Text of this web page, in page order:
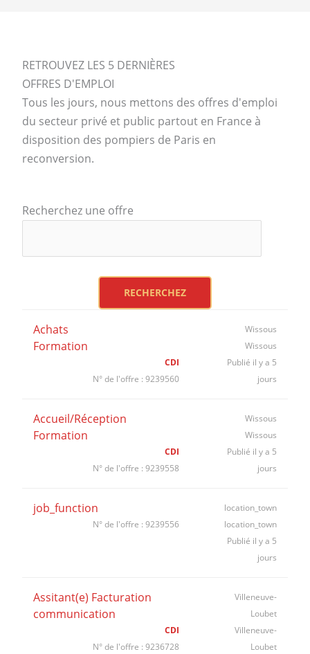
RETROUVEZ LES 5 DERNIÈRES
OFFRES D'EMPLOI
Tous les jours, nous mettons des offres d'emploi
du secteur privé et public partout en France à
disposition des pompiers de Paris en
reconversion.
Recherchez une offre
Achats
Formation
Wissous
Wissous
Publié il y a 5
jours
CDI
N° de l'offre : 9239560
Accueil/Réception
Formation
Wissous
Wissous
Publié il y a 5
jours
CDI
N° de l'offre : 9239558
job_function
location_town
location_town
Publié il y a 5
jours
N° de l'offre : 9239556
Assitant(e) Facturation
communication
Villeneuve-
Loubet
Villeneuve-
Loubet
CDI
N° de l'offre : 9236728